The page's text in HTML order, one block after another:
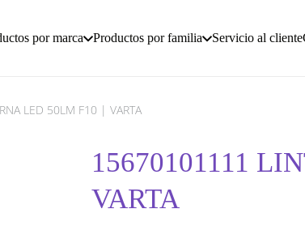
por marca Productos por familia Servicio al cliente
LED 50LM F10 | VARTA
15670101111
VARTA